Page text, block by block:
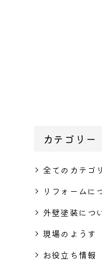
カテゴリー
全てのカテゴ
リフォームに
外壁塗装につ
現場のようす
お役立ち情報